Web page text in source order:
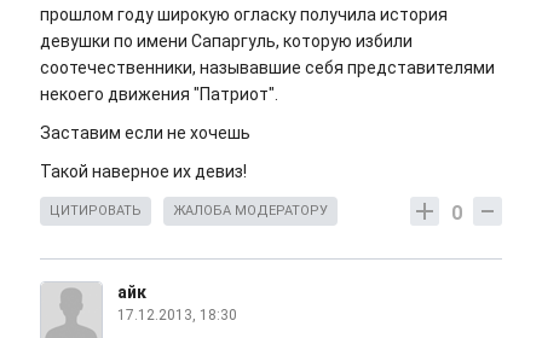
прошлом году широкую огласку получила история
девушки по имени Сапаргуль, которую избили
соотечественники, называвшие себя представителями
некоего движения "Патриот".
Заставим если не хочешь
Такой наверное их девиз!
0
ЦИТИРОВАТЬ ЖАЛОБА МОДЕРАТОРУ
айк
17.12.2013, 18:30